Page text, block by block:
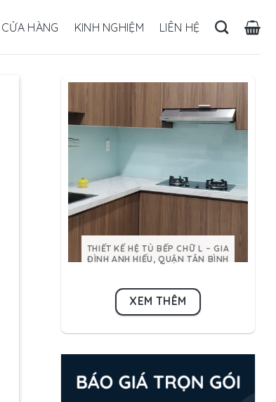
CỬA HÀNG KINH NGHIỆM LIÊN HỆ
THIẾT KẾ HỆ TỦ BẾP CHỮ L – GIA
ĐÌNH ANH HIẾU, QUẬN TÂN BÌNH
XEM THÊM